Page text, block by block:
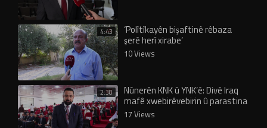
4:43 ‘Polîtîkayên bişaftinê rêbaza
şerê herî xirabe’
10 Views
2:38 Nûnerên KNK û YNK’ê: Divê Iraq
mafê xwebirêvebirin û parastina
Êzidiyan nas bike
17 Views